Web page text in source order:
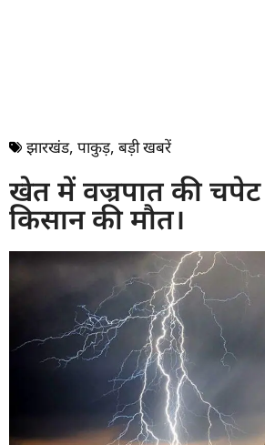
झारखंड, पाकुड़, बड़ी खबरें
खेत में वज्रपात की
किसान की मौत।